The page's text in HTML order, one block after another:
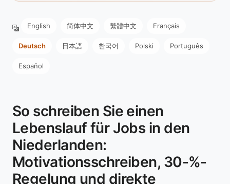
English 简体中文 繁體中文 Français
Deutsch 日本語 한국어 Polski Português
Español
So schreiben Sie einen
Lebenslauf für Jobs in den
Niederlanden:
Motivationsschreiben, 30-%-
Regelung und direkte